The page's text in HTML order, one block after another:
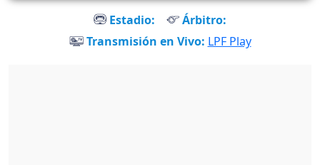
Estadio:
Árbitro:
Transmisión en Vivo: LPF Play